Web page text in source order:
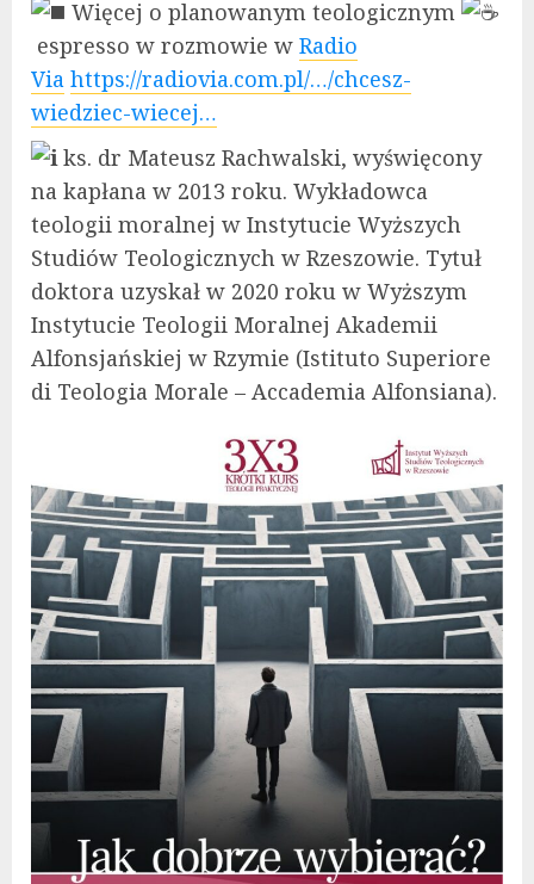
Więcej o planowanym teologicznym
espresso w rozmowie w Radio
Via https://radiovia.com.pl/…/chcesz-
wiedziec-wiecej…
ks. dr Mateusz Rachwalski, wyświęcony
na kapłana w 2013 roku. Wykładowca
teologii moralnej w Instytucie Wyższych
Studiów Teologicznych w Rzeszowie. Tytuł
doktora uzyskał w 2020 roku w Wyższym
Instytucie Teologii Moralnej Akademii
Alfonsjańskiej w Rzymie (Istituto Superiore
di Teologia Morale – Accademia Alfonsiana).